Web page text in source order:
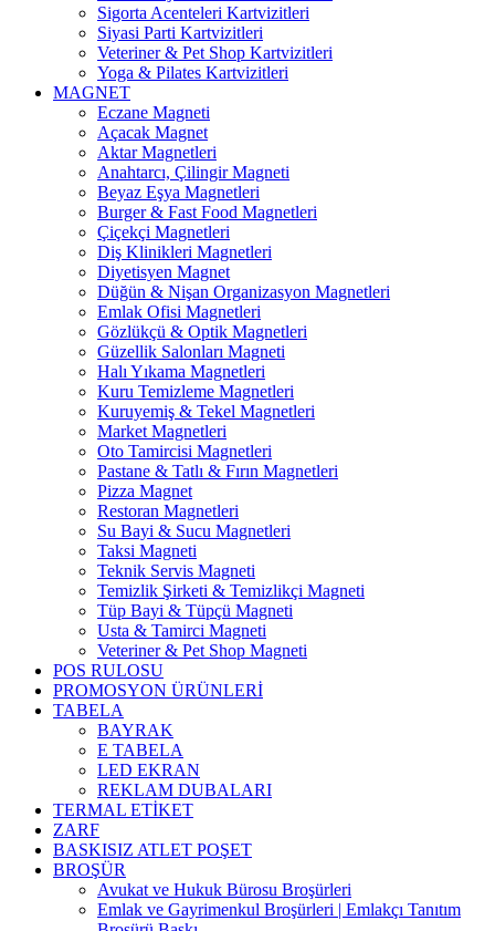
Sigorta Acenteleri Kartvizitleri
Siyasi Parti Kartvizitleri
Veteriner & Pet Shop Kartvizitleri
Yoga & Pilates Kartvizitleri
MAGNET
Eczane Magneti
Açacak Magnet
Aktar Magnetleri
Anahtarcı, Çilingir Magneti
Beyaz Eşya Magnetleri
Burger & Fast Food Magnetleri
Çiçekçi Magnetleri
Diş Klinikleri Magnetleri
Diyetisyen Magnet
Düğün & Nişan Organizasyon Magnetleri
Emlak Ofisi Magnetleri
Gözlükçü & Optik Magnetleri
Güzellik Salonları Magneti
Halı Yıkama Magnetleri
Kuru Temizleme Magnetleri
Kuruyemiş & Tekel Magnetleri
Market Magnetleri
Oto Tamircisi Magnetleri
Pastane & Tatlı & Fırın Magnetleri
Pizza Magnet
Restoran Magnetleri
Su Bayi & Sucu Magnetleri
Taksi Magneti
Teknik Servis Magneti
Temizlik Şirketi & Temizlikçi Magneti
Tüp Bayi & Tüpçü Magneti
Usta & Tamirci Magneti
Veteriner & Pet Shop Magneti
POS RULOSU
PROMOSYON ÜRÜNLERİ
TABELA
BAYRAK
E TABELA
LED EKRAN
REKLAM DUBALARI
TERMAL ETİKET
ZARF
BASKISIZ ATLET POŞET
BROŞÜR
Avukat ve Hukuk Bürosu Broşürleri
Emlak ve Gayrimenkul Broşürleri | Emlakçı Tanıtım